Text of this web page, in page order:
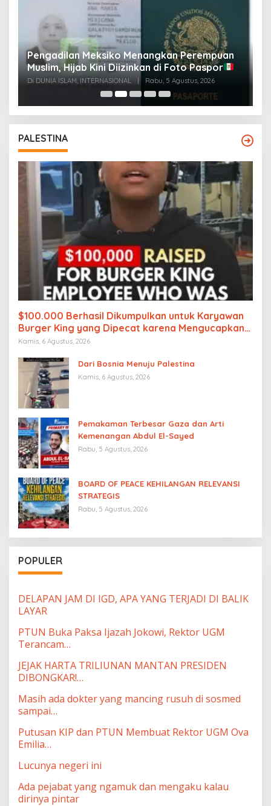
Pengadilan Meksiko Menangkan Perempuan
Muslim, Hijab Kini Diizinkan di Foto Paspor
Di DUNIA ISLAM, INTERNASIONAL | Rabu, 5 Agustus, 2026
PALESTINA
$100.000 Berhasil Dikumpulkan untuk Karyawan
Burger King yang Dipecat karena Mengucapkan
“Free Palestine”
Kamis, 6 Agustus, 2026
Dari Bosnia Menuju Palestina
Kamis, 6 Agustus, 2026
Pemakaman Terbesar Gaza dan Arti
Kemenangan Abdul El-Sayed
Rabu, 5 Agustus, 2026
BOARD OF PEACE KEHILANGAN RELEVANSI
STRATEGIS
Rabu, 5 Agustus, 2026
POPULER
DELAPAN JAM DI IGD, APA YANG TERJADI DI BALIK
LAYAR
PTUN Buka Paksa Ijazah Jokowi, Rektor UGM
Terancam…
JEJAK HARTA TRILIUNAN MANTAN PRESIDEN
DIBONGKAR!…
Masih ada dokter yang mancing rusuh di sosmed
sampai…
Putusan KIP dan PTUN Membuat Rektor UGM Ova
Emilia…
Lucunya negeri ini
Ada pejabat yang ngamuk dan mengaku kalau
dirinya pintar